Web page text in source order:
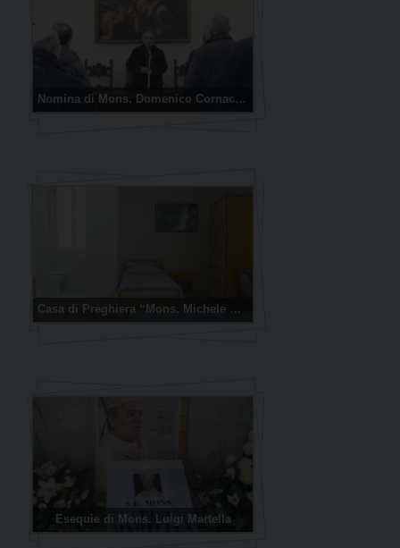
Nomina di Mons. Domenico Cornacchia, Vescovo di Molfetta-Ruvo-Giovinazzo-Terlizzi
Casa di Preghiera “Mons. Michele Cagnetta”
Esequie di Mons. Luigi Martella